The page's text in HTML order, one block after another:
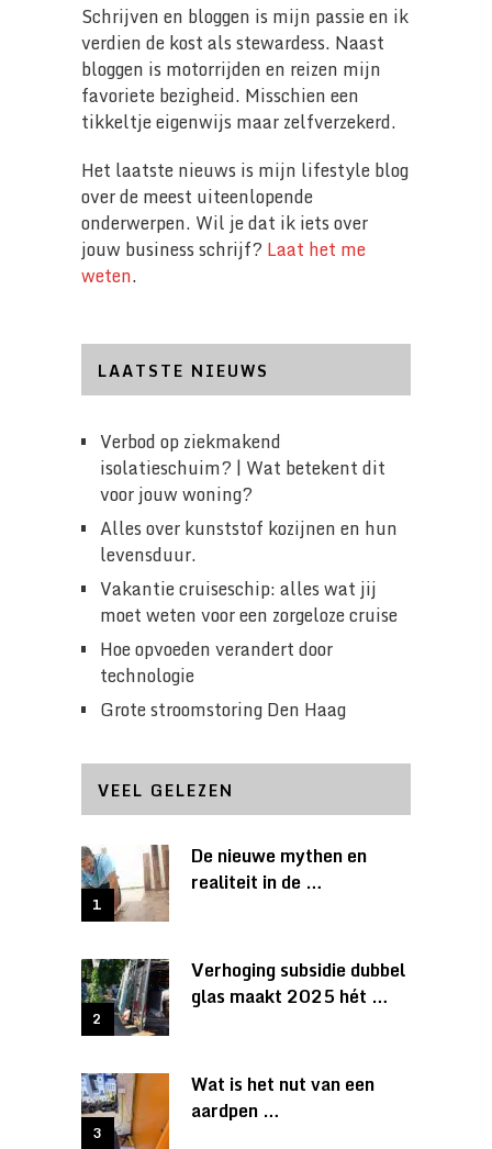
Schrijven en bloggen is mijn passie en ik
verdien de kost als stewardess. Naast
bloggen is motorrijden en reizen mijn
favoriete bezigheid. Misschien een
tikkeltje eigenwijs maar zelfverzekerd.
Het laatste nieuws is mijn lifestyle blog
over de meest uiteenlopende
onderwerpen. Wil je dat ik iets over
jouw business schrijf? Laat het me
weten.
LAATSTE NIEUWS
Verbod op ziekmakend
isolatieschuim? | Wat betekent dit
voor jouw woning?
Alles over kunststof kozijnen en hun
levensduur.
Vakantie cruiseschip: alles wat jij
moet weten voor een zorgeloze cruise
Hoe opvoeden verandert door
technologie
Grote stroomstoring Den Haag
VEEL GELEZEN
De nieuwe mythen en
realiteit in de …
Verhoging subsidie dubbel
glas maakt 2025 hét …
Wat is het nut van een
aardpen …